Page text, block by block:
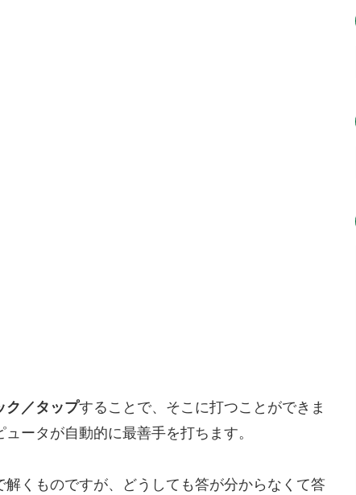
ク／タップすることで、そこに打つことができま
ータが自動的に最善手を打ちます。
解くものですが、どうしても答が分からなくて答